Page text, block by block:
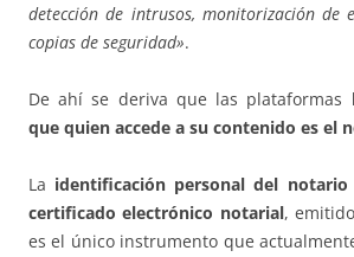
detección de intrusos, monitorización de
copias de seguridad».
De ahí se deriva que las plataformas
que quien accede a su contenido es el
La identificación personal del notario
certificado electrónico notarial,
es el único instrumento que